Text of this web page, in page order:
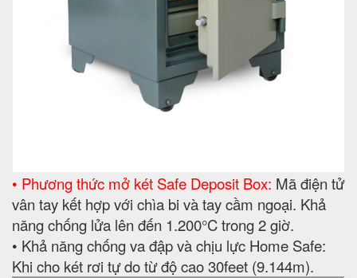
• Phương thức mở két Safe Deposit Box: Mã điện tử
vân tay kết hợp với chìa bi và tay cầm ngoại. Khả
năng chống lửa lên đến 1.200°C trong 2 giờ.
• Khả năng chống va đập và chịu lực Home Safe:
Khi cho két rơi tự do từ độ cao 30feet (9.144m).